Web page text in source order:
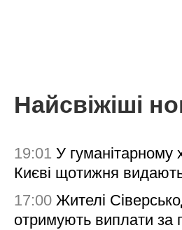
Найсвіжіші
19:01 У гуманітарному
Києві щотижня
17:00 Жителі
отримують виплати за